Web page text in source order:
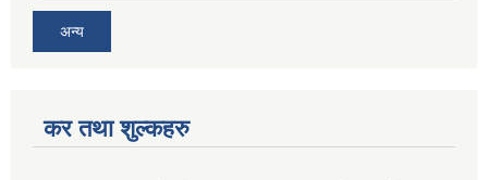
अन्य
कर तथा शुल्कहरु